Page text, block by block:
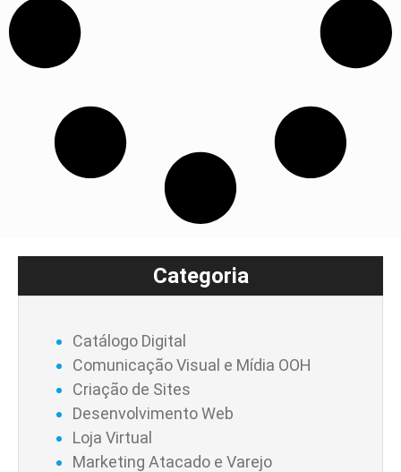
Categoria
Catálogo Digital
Comunicação Visual e Mídia OOH
Criação de Sites
Desenvolvimento Web
Loja Virtual
Marketing Atacado e Varejo